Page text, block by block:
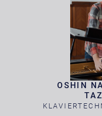
OSHIN